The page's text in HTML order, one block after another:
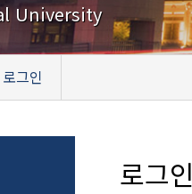
University
로그인
로그인